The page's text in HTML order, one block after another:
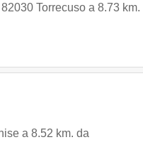
82030 Torrecuso a 8.73 km.
a 8.52 km. da